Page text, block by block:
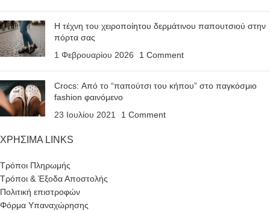
Η τέχνη του χειροποίητου δερμάτινου παπουτσιού στην
πόρτα σας
1 Φεβρουαρίου 2026
1 Comment
Crocs: Από το “παπούτσι του κήπου” στο παγκόσμιο
fashion φαινόμενο
23 Ιουλίου 2021
1 Comment
ΧΡΗΣΙΜΑ LINKS
Τρόποι Πληρωμής
Τρόποι & Έξοδα Αποστολής
Πολιτική επιστροφών
Φόρμα Υπαναχώρησης